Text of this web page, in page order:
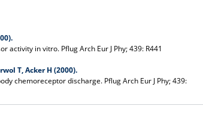
in vitro. Pflug Arch Eur J Phy; 439: R441
T, Acker H (2000).
chemoreceptor discharge. Pflug Arch Eur J Phy; 439: